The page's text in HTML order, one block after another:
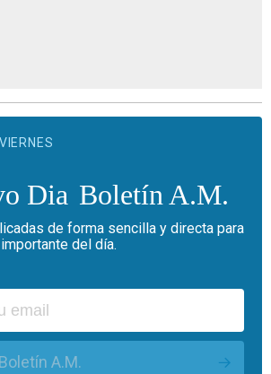
Boletín A.M.
de forma sencilla y directa para
del día.
A.M.